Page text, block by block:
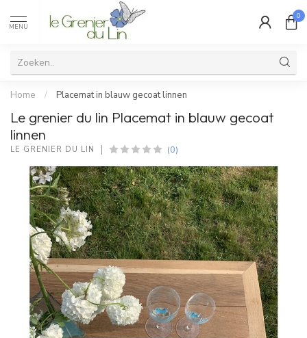
MENU
0
Home / Placemat in blauw gecoat linnen
Le grenier du lin Placemat in blauw gecoat
linnen
LE GRENIER DU LIN (0)